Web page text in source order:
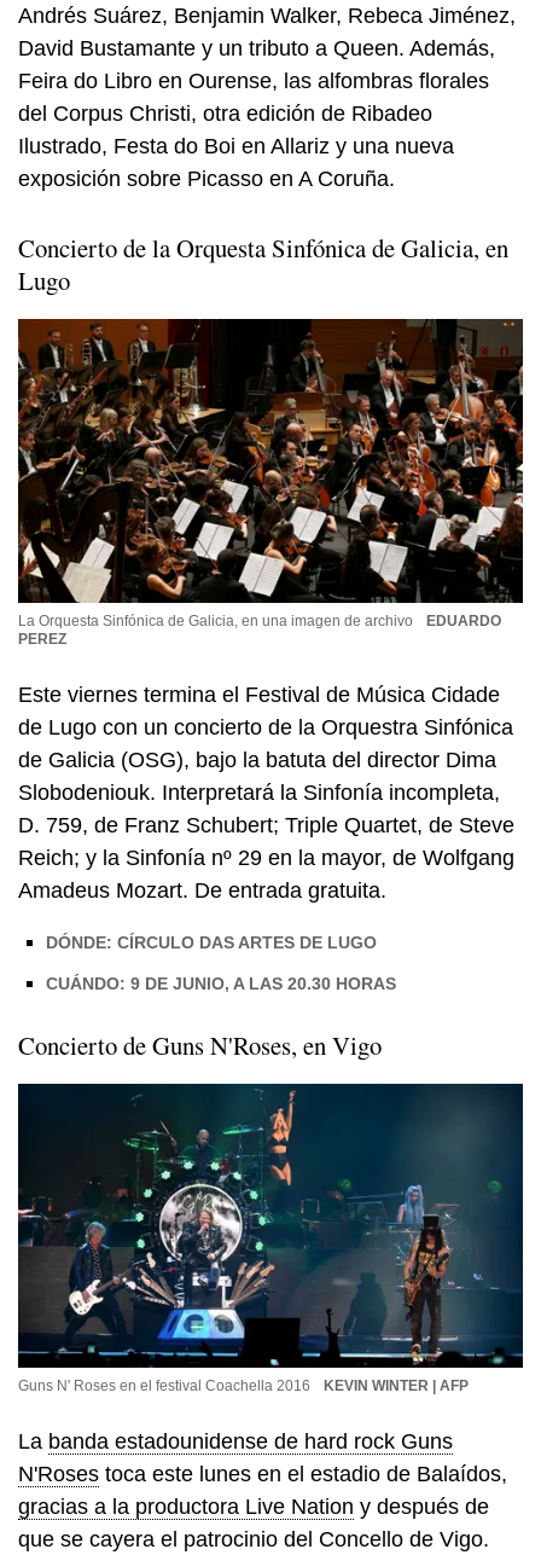
Andrés Suárez, Benjamin Walker, Rebeca Jiménez,
David Bustamante y un tributo a Queen. Además,
Feira do Libro en Ourense, las alfombras florales
del Corpus Christi, otra edición de Ribadeo
Ilustrado, Festa do Boi en Allariz y una nueva
exposición sobre Picasso en A Coruña.
Concierto de la Orquesta Sinfónica de Galicia, en
Lugo
La Orquesta Sinfónica de Galicia, en una imagen de archivo
EDUARDO
PEREZ
Este viernes termina el Festival de Música Cidade
de Lugo con un concierto de la Orquestra Sinfónica
de Galicia (OSG), bajo la batuta del director Dima
Slobodeniouk. Interpretará la Sinfonía incompleta,
D. 759, de Franz Schubert; Triple Quartet, de Steve
Reich; y la Sinfonía nº 29 en la mayor, de Wolfgang
Amadeus Mozart. De entrada gratuita.
DÓNDE: CÍRCULO DAS ARTES DE LUGO
CUÁNDO: 9 DE JUNIO, A LAS 20.30 HORAS
Concierto de Guns N'Roses, en Vigo
Guns N' Roses en el festival Coachella 2016 KEVIN WINTER | AFP
La banda estadounidense de hard rock Guns
N'Roses toca este lunes en el estadio de Balaídos,
gracias a la productora Live Nation y después de
que se cayera el patrocinio del Concello de Vigo.